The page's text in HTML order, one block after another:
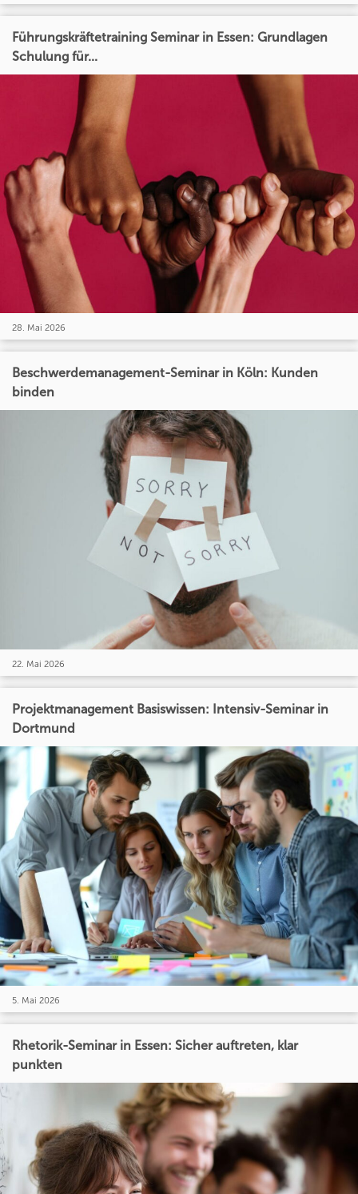
Führungskräftetraining Seminar in Essen: Grundlagen
Schulung für...
28. Mai 2026
Beschwerdemanagement-Seminar in Köln: Kunden
binden
22. Mai 2026
Projektmanagement Basiswissen: Intensiv-Seminar in
Dortmund
5. Mai 2026
Rhetorik-Seminar in Essen: Sicher auftreten, klar
punkten